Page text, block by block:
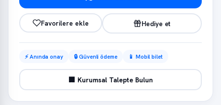
Favorilere ekle Hediye et
⚡ Anında onay 🔒 Güvenli ödeme 📱 Mobil bilet
🏢 Kurumsal Talepte Bulun